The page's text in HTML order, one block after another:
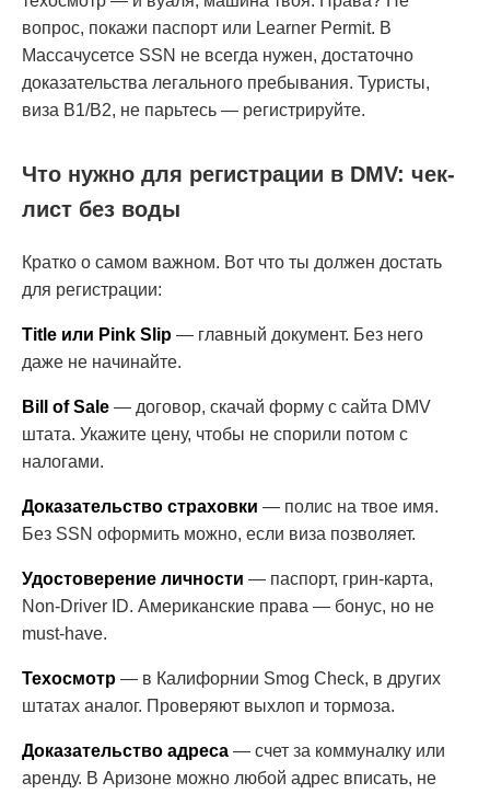
вопрос, покажи паспорт или Learner Permit. В
Массачусетсе SSN не всегда нужен, достаточно
доказательства легального пребывания. Туристы,
виза B1/B2, не парьтесь — регистрируйте.
Что нужно для регистрации в DMV: чек-
лист без воды
Кратко о самом важном. Вот что ты должен достать
для регистрации:
Title или Pink Slip — главный документ. Без него
даже не начинайте.
Bill of Sale — договор, скачай форму с сайта DMV
штата. Укажите цену, чтобы не спорили потом с
налогами.
Доказательство страховки — полис на твое имя.
Без SSN оформить можно, если виза позволяет.
Удостоверение личности — паспорт, грин-карта,
Non-Driver ID. Американские права — бонус, но не
must-have.
Техосмотр — в Калифорнии Smog Check, в других
штатах аналог. Проверяют выхлоп и тормоза.
Доказательство адреса — счет за коммуналку или
аренду. В Аризоне можно любой адрес вписать, не